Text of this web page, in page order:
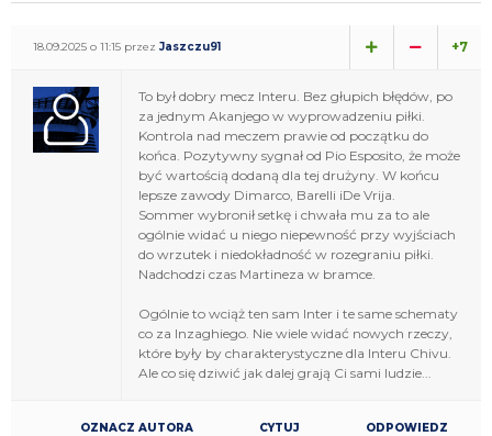
18.09.2025 o 11:15 przez Jaszczu91 +7
To był dobry mecz Interu. Bez głupich błędów, po
za jednym Akanjego w wyprowadzeniu piłki.
Kontrola nad meczem prawie od początku do
końca. Pozytywny sygnał od Pio Esposito, że może
być wartością dodaną dla tej drużyny. W końcu
lepsze zawody Dimarco, Barelli iDe Vrija.
Sommer wybronił setkę i chwała mu za to ale
ogólnie widać u niego niepewność przy wyjściach
do wrzutek i niedokładność w rozegraniu piłki.
Nadchodzi czas Martineza w bramce.
Ogólnie to wciąż ten sam Inter i te same schematy
co za Inzaghiego. Nie wiele widać nowych rzeczy,
które były by charakterystyczne dla Interu Chivu.
Ale co się dziwić jak dalej grają Ci sami ludzie...
OZNACZ AUTORA CYTUJ ODPOWIEDZ